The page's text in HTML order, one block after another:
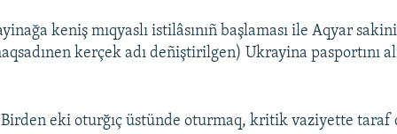
keniş mıqyaslı istilâsınıñ başlaması ile Aqyar
kerçek adı deñiştirilgen) Ukrayina pasportını
eki oturğıç üstünde oturmaq, kritik vaziyette taraf